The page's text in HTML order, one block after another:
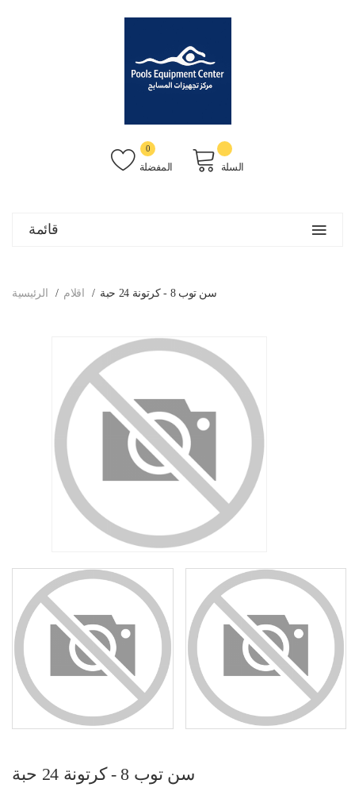
المفضلة
0
السلة
قائمة
الرئيسية اقلام سن توب 8 - كرتونة 24 حبة
سن توب 8 - كرتونة 24 حبة